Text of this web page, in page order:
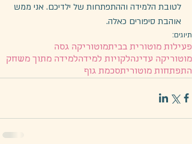
לטובת הלמידה וההתפתחות של ילדיכם. אני ממש
אוהבת סיפורים כאלה.
תיוגים:
פעילות מוטורית בביתמוטוריקה גסה
מוטוריקה עדינהלקויות למידהלמידה מתוך משחק
התפתחות מוטוריתסכמת גוף